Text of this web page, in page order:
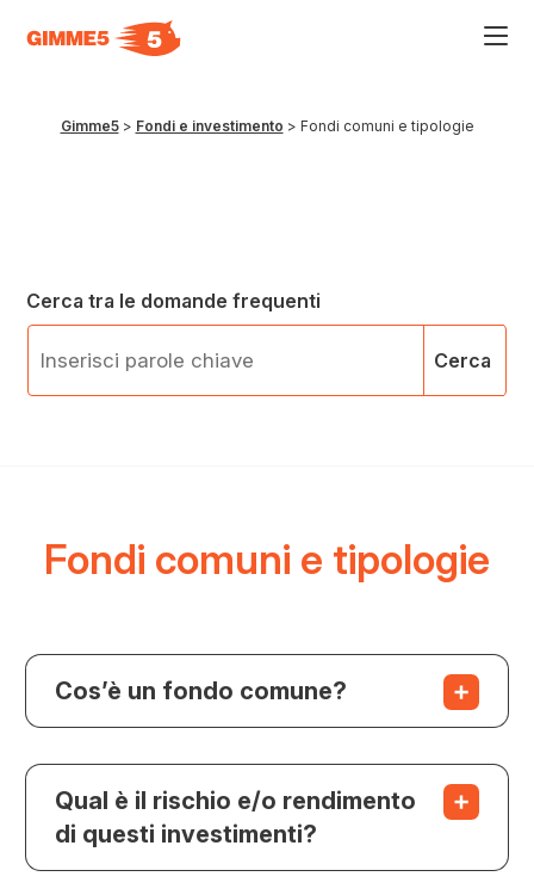
Gimme5> Fondi e investimento > Fondi comuni e tipologie
Cerca tra le domande frequenti
Cerca
Fondi comuni e tipologie
Cos’è un fondo comune?
Qual è il rischio e/o rendimento
di questi investimenti?